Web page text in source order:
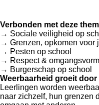
Verbonden met deze
→ Sociale veiligheid op
→ Grenzen, opkomen voor
→ Pesten op school
→ Respect &
→ Burgerschap op school
Weerbaarheid groeit door
Leerlingen worden
naar zichzelf, hun grenzen